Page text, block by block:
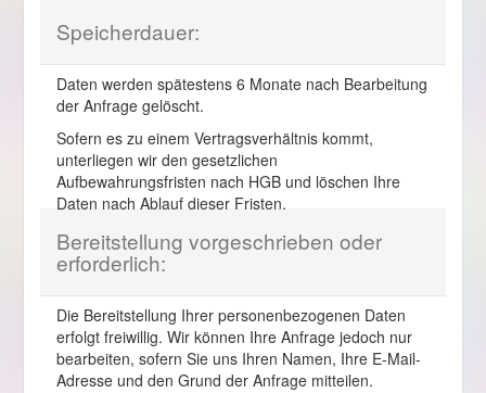
Speicherdauer:
Daten werden spätestens 6 Monate nach Bearbeitung
der Anfrage gelöscht.
Sofern es zu einem Vertragsverhältnis kommt,
unterliegen wir den gesetzlichen
Aufbewahrungsfristen nach HGB und löschen Ihre
Daten nach Ablauf dieser Fristen.
Bereitstellung vorgeschrieben oder
erforderlich:
Die Bereitstellung Ihrer personenbezogenen Daten
erfolgt freiwillig. Wir können Ihre Anfrage jedoch nur
bearbeiten, sofern Sie uns Ihren Namen, Ihre E-Mail-
Adresse und den Grund der Anfrage mitteilen.